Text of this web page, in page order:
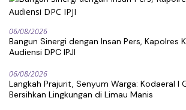
06/08/2026
Bangun Sinergi dengan Insan Pers, Kapolres
Audiensi DPC IPJI
06/08/2026
Langkah Prajurit, Senyum Warga: Kodaeral I
Bersihkan Lingkungan di Limau Manis